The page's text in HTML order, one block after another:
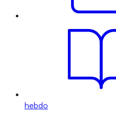
hebdo